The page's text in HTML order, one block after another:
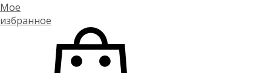
Мое
избранное